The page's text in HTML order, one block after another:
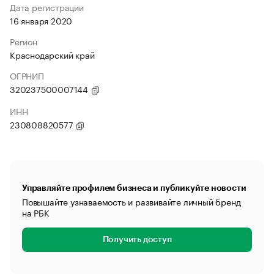
Дата регистрации
16 января 2020
Регион
Краснодарский край
ОГРНИП
320237500007144
ИНН
230808820577
Управляйте профилем бизнеса и публикуйте новости
Повышайте узнаваемость и развивайте личный бренд
на РБК
Получить доступ